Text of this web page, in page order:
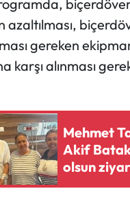
azaltılması,
gereken
karşı alınması
Mehmet
Akif
olsun
Haberleri